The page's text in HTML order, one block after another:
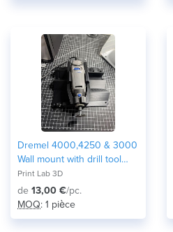
Dremel 4000,4250 & 3000
Wall mount with drill tool
bits storage .
Print Lab 3D
de 13,00 €/pc.
MOQ: 1 pièce